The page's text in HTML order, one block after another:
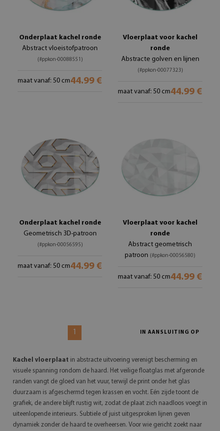
Onderplaat kachel ronde
Abstract vloeistofpatroon
(#ppkon-00088551)
maat vanaf: 50 cm44.99 €
Vloerplaat voor kachel
ronde
Abstracte golven en lijnen
(#ppkon-00077323)
maat vanaf: 50 cm44.99 €
Onderplaat kachel ronde
Geometrisch 3D-patroon
(#ppkon-00056595)
maat vanaf: 50 cm44.99 €
Vloerplaat voor kachel
ronde
Abstract geometrisch
patroon (#ppkon-00056580)
maat vanaf: 50 cm44.99 €
1 IN AANSLUITING OP
Kachel vloerplaat in abstracte uitvoering verenigt bescherming en
visuele spanning rondom de haard. Het veilige floatglas met afgeronde
randen vangt de gloed van het vuur, terwijl de print onder het glas
duurzaam is afgeschermd tegen krassen en vocht. Eén zijde toont de
grafiek, de andere blijft rustig wit, zodat de plaat zich naadloos voegt in
uiteenlopende interieurs. Subtiele of juist uitgesproken lijnen geven
dynamiek zonder de haard te overheersen. Voor wie gericht zoekt naar